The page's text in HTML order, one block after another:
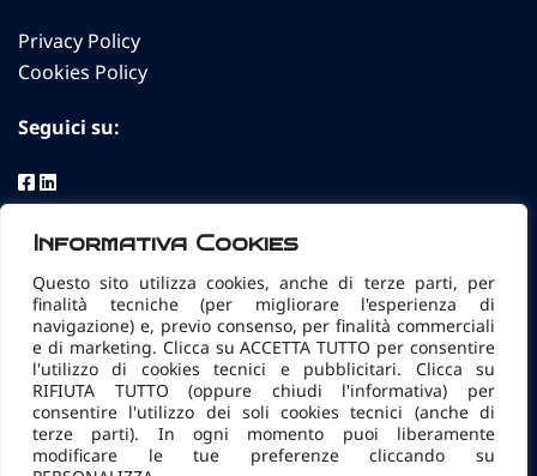
Informativa Cookies
Questo sito utilizza cookies, anche di terze parti, per
finalità tecniche (per migliorare l'esperienza di
navigazione) e, previo consenso, per finalità commerciali
e di marketing. Clicca su ACCETTA TUTTO per consentire
l'utilizzo di cookies tecnici e pubblicitari. Clicca su
RIFIUTA TUTTO (oppure chiudi l'informativa) per
consentire l'utilizzo dei soli cookies tecnici (anche di
terze parti). In ogni momento puoi liberamente
modificare le tue preferenze cliccando su
Privacy Policy
Cookies Policy
Seguici su:
W.P. format S.r.l. Sicurezza Informatica Torino
P.IVA e Cod. Fisc. 04392430015
Reg. Impr. TO, n° 04392430015
REA TO629369
Cap. Sociale € 10.400 i.v.
sede legale e operativa via Livorno 60 10144 Torino
info@pec.wpformat.com